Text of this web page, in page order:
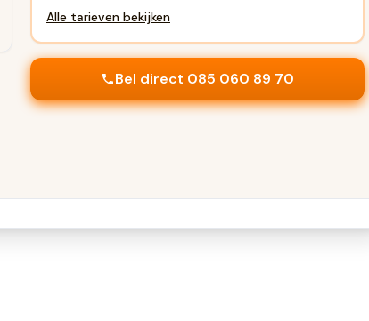
Alle tarieven bekijken
Bel direct 085 060 89 70